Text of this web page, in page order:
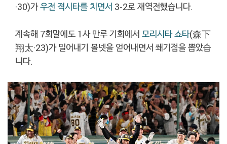
·30)가우전 적시타를 치면서 3-2로 재역전했습니다.
계속해 7회말에도 1사 만루 기회에서 모리시타 쇼타(森下
翔太·23)가 밀어내기 볼넷을 얻어내면서 쐐기점을 뽑았습
니다.